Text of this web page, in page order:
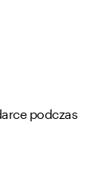
podczas